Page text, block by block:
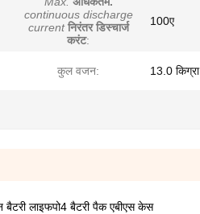
continuous discharge
current निरंतर डिस्चार्ज
करंट:
100ए
कुल वजन: 13.0 किग्रा
लाइफपो4 बैटरी पैक एबीएस केस